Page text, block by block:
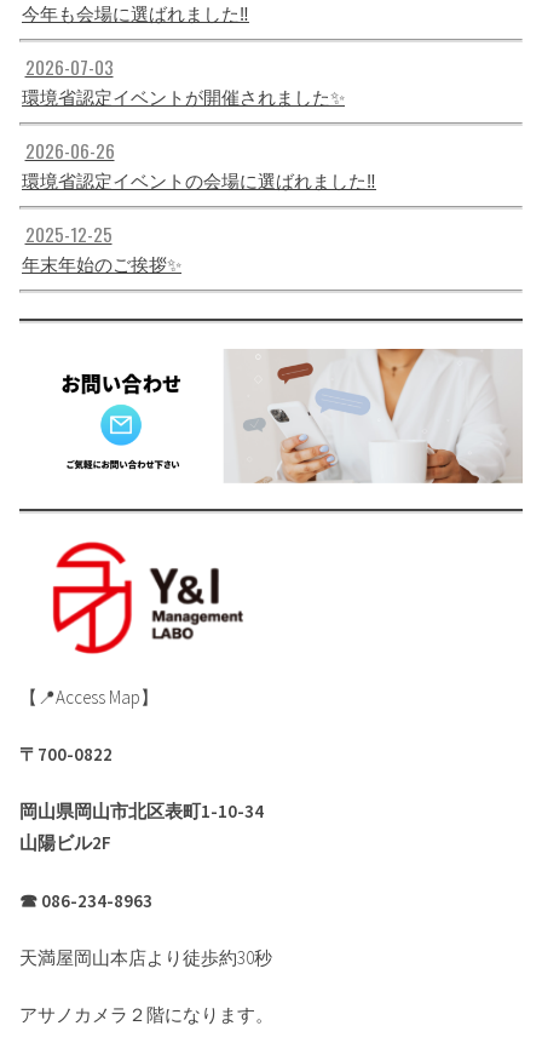
今年も会場に選ばれました‼️
2026-07-03
環境省認定イベントが開催されました✨
2026-06-26
環境省認定イベントの会場に選ばれました‼️
2025-12-25
年末年始のご挨拶✨
【📍Access Map】
〒700-0822
岡山県岡山市北区表町1-10-34
山陽ビル2F
☎︎ 086-234-8963
天満屋岡山本店より徒歩約30秒
アサノカメラ２階になります。